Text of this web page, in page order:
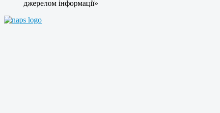
джерелом інформації»